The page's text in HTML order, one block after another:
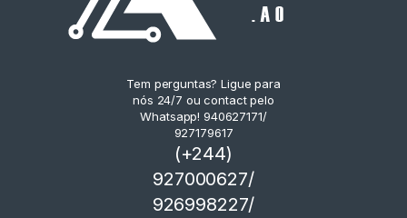
Tem perguntas? Ligue para
nós 24/7 ou contact pelo
Whatsapp! 940627171/
927179617
(+244)
927000627/
926998227/